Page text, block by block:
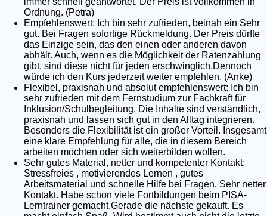
Ordnung. (Petra)
Empfehlenswert: Ich bin sehr zufrieden, beinah ein Sehr
gut. Bei Fragen sofortige Rückmeldung. Der Preis dürfte
das Einzige sein, das den einen oder anderen davon
abhält. Auch, wenn es die Möglichkeit der Ratenzahlung
gibt, sind diese nicht für jeden erschwinglich.Dennoch
würde ich den Kurs jederzeit weiter empfehlen. (Anke)
Flexibel, praxisnah und absolut empfehlenswert: Ich bin
sehr zufrieden mit dem Fernstudium zur Fachkraft für
Inklusion/Schulbegleitung. Die Inhalte sind verständlich,
praxisnah und lassen sich gut in den Alltag integrieren.
Besonders die Flexibilität ist ein großer Vorteil. Insgesamt
eine klare Empfehlung für alle, die in diesem Bereich
arbeiten möchten oder sich weiterbilden wollen.
Sehr gutes Material, netter und kompetenter Kontakt:
Stressfreies , motivierendes Lernen , gutes
Arbeitsmaterial und schnelle Hilfe bei Fragen. Sehr netter
Kontakt. Habe schon viele Fortbildungen beim PISA-
Lerntrainer gemacht.Gerade die nächste gekauft. Es